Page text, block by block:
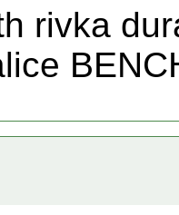
rivka